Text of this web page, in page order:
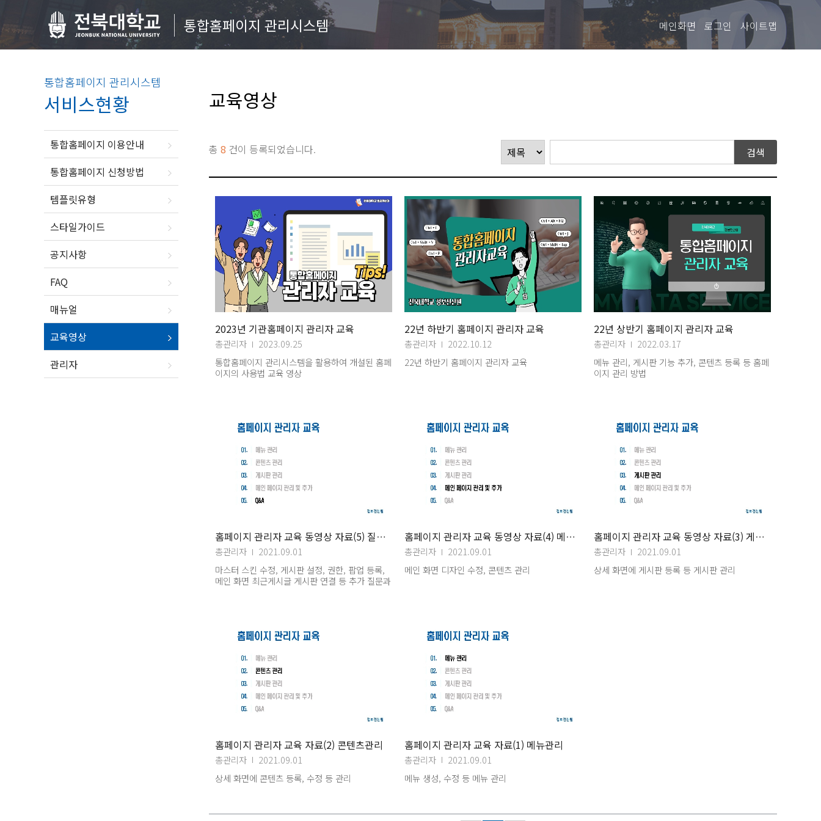
통합홈페이지 관리시스템 메인화면 로그인 사이트맵
통합홈페이지 관리시스템
서비스현황
통합홈페이지 이용안내
통합홈페이지 신청방법
템플릿유형
스타일가이드
공지사항
FAQ
매뉴얼
교육영상
관리자
교육영상
총 8 건이 등록되었습니다.
2023년 기관홈페이지 관리자 교육
총관리자
2023.09.25
통합홈페이지 관리시스템을 활용하여 개설된 홈페
이지의 사용법 교육 영상
22년 하반기 홈페이지 관리자 교육
총관리자
2022.10.12
22년 하반기 홈페이지 관리자 교육
22년 상반기 홈페이지 관리자 교육
총관리자
2022.03.17
메뉴 관리, 게시판 기능 추가, 콘텐츠 등록 등 홈페
이지 관리 방법
홈페이지 관리자 교육 동영상 자료(5) 질문답변
총관리자
2021.09.01
마스터 스킨 수정, 게시판 설정, 권한, 팝업 등록,
메인 화면 최근게시글 게시판 연결 등 추가 질문과
홈페이지 관리자 교육 동영상 자료(4) 메인페이지관리
총관리자
2021.09.01
메인 화면 디자인 수정, 콘텐츠 관리
홈페이지 관리자 교육 동영상 자료(3) 게시판관리
총관리자
2021.09.01
상세 화면에 게시판 등록 등 게시판 관리
홈페이지 관리자 교육 자료(2) 콘텐츠관리
총관리자
2021.09.01
상세 화면에 콘텐츠 등록, 수정 등 관리
홈페이지 관리자 교육 자료(1) 메뉴관리
총관리자
2021.09.01
메뉴 생성, 수정 등 메뉴 관리